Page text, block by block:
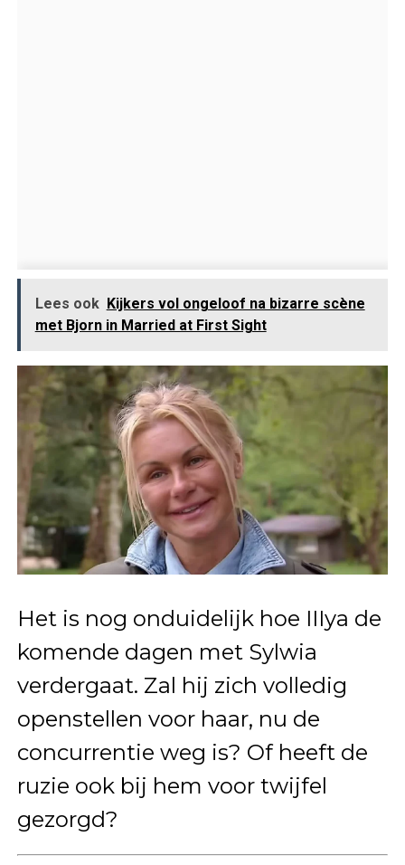
Lees ook Kijkers vol ongeloof na bizarre scène
met Bjorn in Married at First Sight
Het is nog onduidelijk hoe IIIya de
komende dagen met Sylwia
verdergaat. Zal hij zich volledig
openstellen voor haar, nu de
concurrentie weg is? Of heeft de
ruzie ook bij hem voor twijfel
gezorgd?